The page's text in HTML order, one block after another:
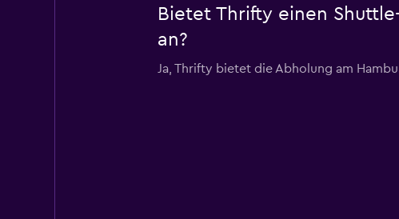
Bietet Thrifty einen
an?
Ja, Thrifty bietet die Abholung am